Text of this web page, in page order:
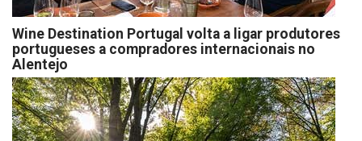
Wine Destination Portugal volta a ligar produtores
portugueses a compradores internacionais no
Alentejo